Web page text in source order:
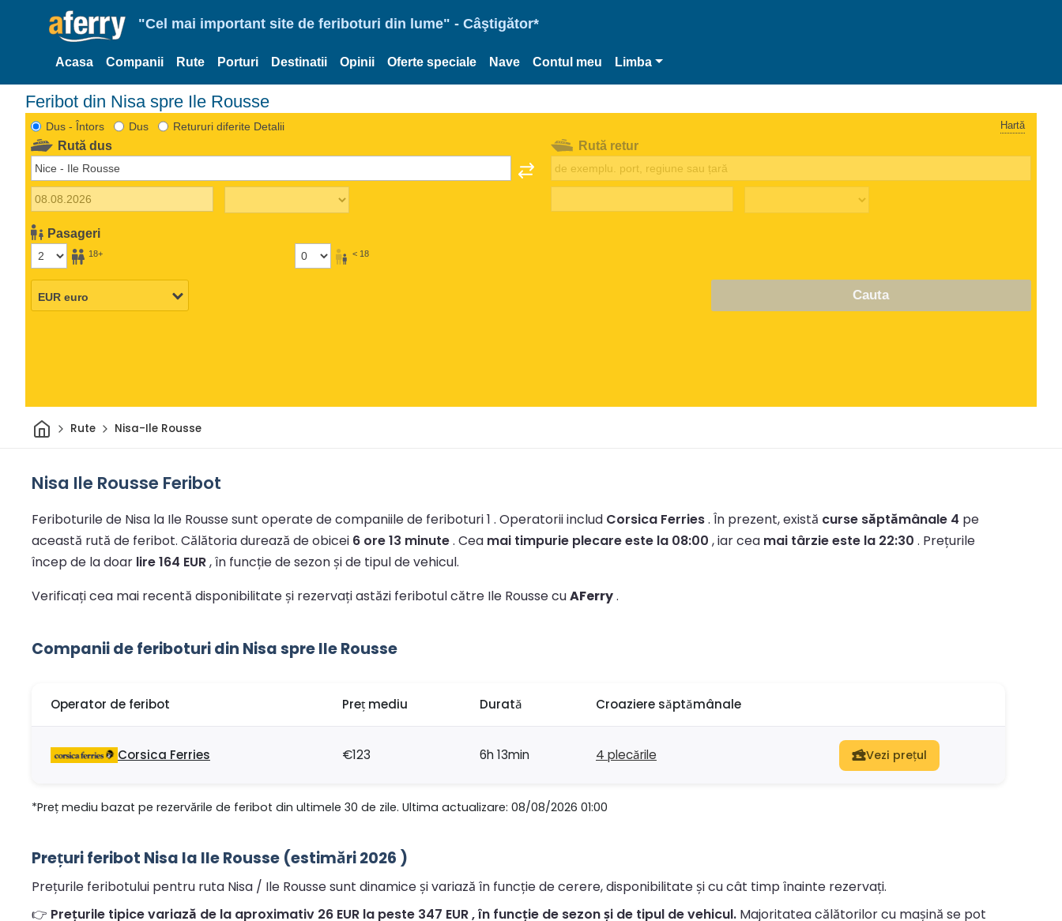
"Cel mai important site de feriboturi din lume" - Câştigător*
Acasa Companii Rute Porturi Destinatii Opinii Oferte speciale Nave Contul meu Limba
Feribot din Nisa spre Ile Rousse
Dus - Întors Dus Retururi diferite Detalii Hartă
Rută dus
Pasageri
18+ < 18
Rută retur
Cauta
AcasăRute Nisa-Ile Rousse
Nisa Ile Rousse Feribot
Feriboturile de Nisa la Ile Rousse sunt operate de companiile de feriboturi 1 . Operatorii includ Corsica Ferries. În prezent, există curse săptămânale 4 pe
această rută de feribot. Călătoria durează de obicei 6 ore 13 minute. Cea mai timpurie plecare este la 08:00 , iar cea mai târzie este la 22:30 . Prețurile
încep de la doar lire 164 EUR, în funcție de sezon și de tipul de vehicul.
Verificați cea mai recentă disponibilitate și rezervați astăzi feribotul către Ile Rousse cuAFerry.
Companii de feriboturi din Nisa spre Ile Rousse
Operator de feribot Preț mediu Durată Croaziere săptămânale
Corsica Ferries €123 6h 13min 4 plecările Vezi prețul
*Preț mediu bazat pe rezervările de feribot din ultimele 30 de zile. Ultima actualizare: 08/08/2026 01:00
Prețuri feribot Nisa la Ile Rousse (estimări 2026 )
Prețurile feribotului pentru ruta Nisa / Ile Rousse sunt dinamice și variază în funcție de cerere, disponibilitate și cu cât timp înainte rezervați.
👉 Prețurile tipice variază de la aproximativ 26 EUR la peste 347 EUR , în funcție de sezon și de tipul de vehicul. Majoritatea călătorilor cu mașină se pot